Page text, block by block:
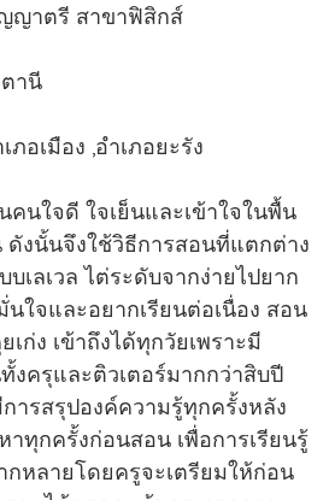
าตรี สาขาฟิสิกส์
ปัตตานี
อเมือง ,อำเภอยะรัง
นใจดี ใจเย็นและเข้าใจในพื้น
ดังนั้นจึงใช้วิธีการสอนที่แตกต่าง
เลเวล ไต่ระดับจากง่ายไปยาก
นใจและอยากเรียนต่อเนื่อง สอน
เก่ง เข้าถึงได้ทุกวัยเพราะมี
งครุและติวเตอร์มากกว่าสิบปี
ารสรุปองค์ความรู้ทุกครั้งหลัง
าทุกครั้งก่อนสอน เพื่อการเรียนรู้
หลายโดยครูจะเตรียมให้ก่อน